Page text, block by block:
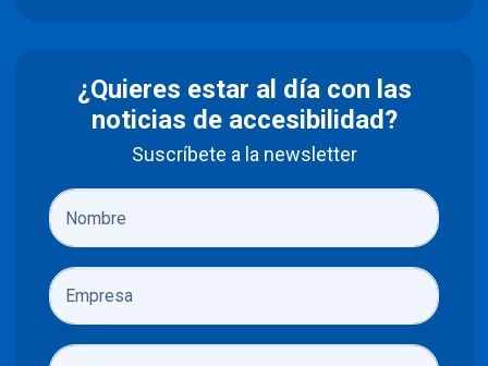
¿Quieres estar al día con las
noticias de accesibilidad?
Suscríbete a la newsletter